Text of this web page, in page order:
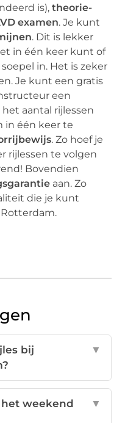
is),theorie-
examen. Je kunt
. Dit is lekker
in één keer kunt of
in. Het is zeker
Je kunt een gratis
een
aantal rijlessen
in één keer te
. Zo hoef je
rijlessen te volgen
Bovendien
aan. Zo
die je kunt
bij
▼
weekend
▼